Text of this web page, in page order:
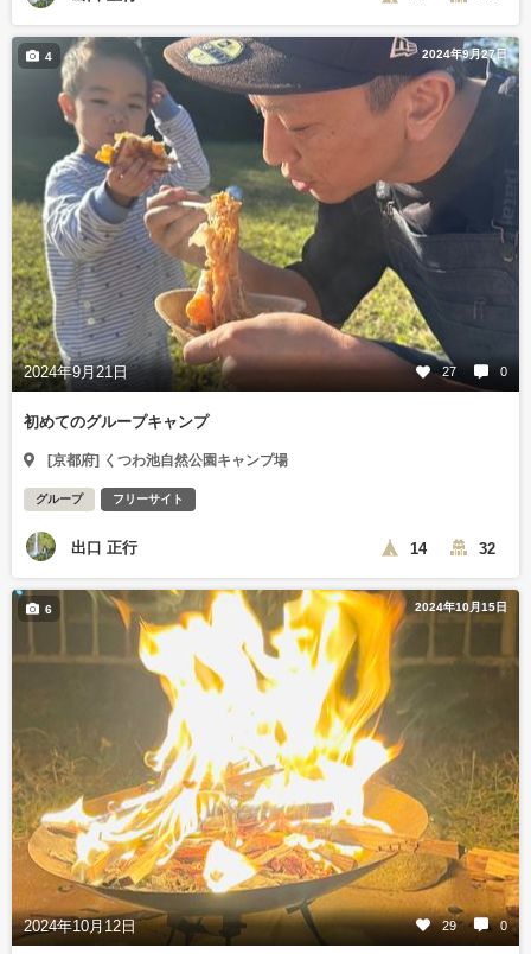
2024年9月27日
2024年9月21日 27 0
4
初めてのグループキャンプ
[京都府] くつわ池自然公園キャンプ場
グループ フリーサイト
出口 正行 14 32
2024年10月15日
2024年10月12日 29 0
6